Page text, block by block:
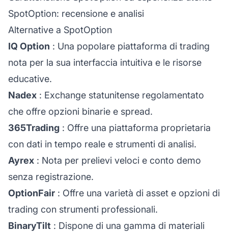
SpotOption: recensione e analisi
Alternative a SpotOption
IQ Option : Una popolare piattaforma di trading
nota per la sua interfaccia intuitiva e le risorse
educative.
Nadex : Exchange statunitense regolamentato
che offre opzioni binarie e spread.
365Trading : Offre una piattaforma proprietaria
con dati in tempo reale e strumenti di analisi.
Ayrex : Nota per prelievi veloci e conto demo
senza registrazione.
OptionFair : Offre una varietà di asset e opzioni di
trading con strumenti professionali.
BinaryTilt : Dispone di una gamma di materiali